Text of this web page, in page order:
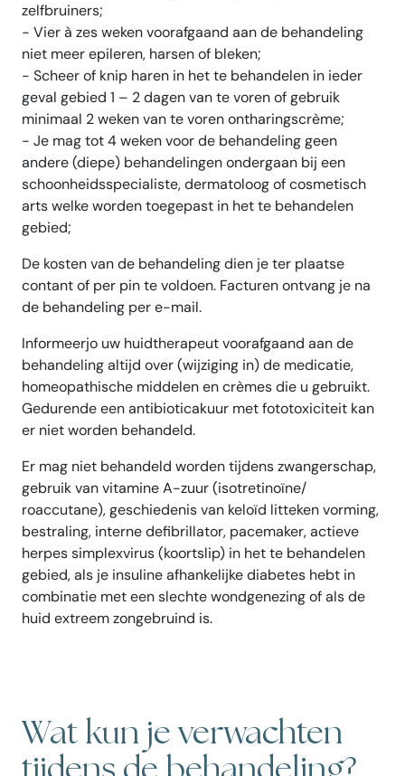
zelfbruiners;
- Vier à zes weken voorafgaand aan de behandeling
niet meer epileren, harsen of bleken;
- Scheer of knip haren in het te behandelen in ieder
geval gebied 1 – 2 dagen van te voren of gebruik
minimaal 2 weken van te voren ontharingscrème;
- Je mag tot 4 weken voor de behandeling geen
andere (diepe) behandelingen ondergaan bij een
schoonheidsspecialiste, dermatoloog of cosmetisch
arts welke worden toegepast in het te behandelen
gebied;
De kosten van de behandeling dien je ter plaatse
contant of per pin te voldoen. Facturen ontvang je na
de behandeling per e-mail.
Informeerjo uw huidtherapeut voorafgaand aan de
behandeling altijd over (wijziging in) de medicatie,
homeopathische middelen en crèmes die u gebruikt.
Gedurende een antibioticakuur met fototoxiciteit kan
er niet worden behandeld.
Er mag niet behandeld worden tijdens zwangerschap,
gebruik van vitamine A-zuur (isotretinoïne/
roaccutane), geschiedenis van keloïd litteken vorming,
bestraling, interne defibrillator, pacemaker, actieve
herpes simplexvirus (koortslip) in het te behandelen
gebied, als je insuline afhankelijke diabetes hebt in
combinatie met een slechte wondgenezing of als de
huid extreem zongebruind is.
Wat kun je verwachten